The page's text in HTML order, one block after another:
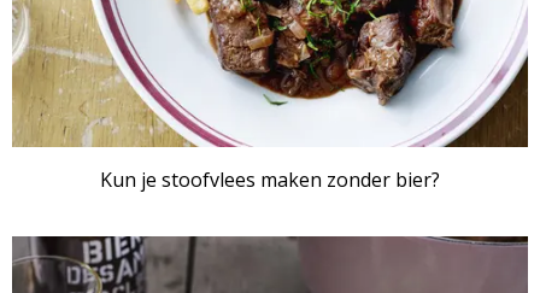
Kun je stoofvlees maken zonder bier?